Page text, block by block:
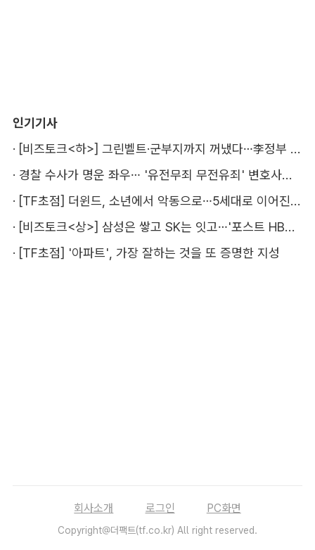
인기기사
·
[비즈토크<하>] 그린벨트·군부지까지 꺼냈다…李정부 '공급 속도전' 통할까
·
경찰 수사가 명운 좌우… '유전무죄 무전유죄' 변호사비 부담 우려
·
[TF초점] 더윈드, 소년에서 악동으로…5세대로 이어진 지코·박경
·
[비즈토크<상>] 삼성은 쌓고 SK는 잇고…'포스트 HBM' 주도권 누가 잡을까
· [TF초점] '아파트', 가장 잘하는 것을 또 증명한 지성
회사소개 로그인 PC화면
Copyright@더팩트(tf.co.kr) All right reserved.